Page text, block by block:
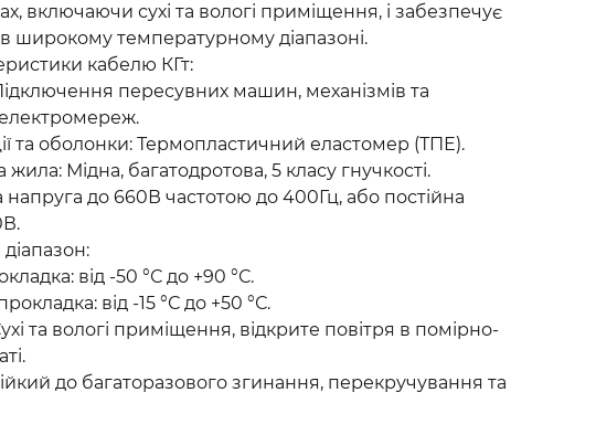
включаючи сухі та вологі приміщення, і забезпечує
широкому температурному діапазоні.
кабелю КГт:
пересувних машин, механізмів та
та оболонки: Термопластичний еластомер (ТПЕ).
Мідна, багатодротова, 5 класу гнучкості.
напруга до 660В частотою до 400Гц, або постійна
від -50 °С до +90 °С.
від -15 °С до +50 °С.
та вологі приміщення, відкрите повітря в помірно-
до багаторазового згинання, перекручування та